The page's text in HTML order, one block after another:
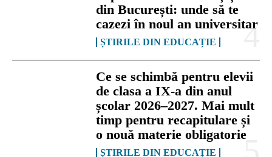
din București: unde să te
cazezi în noul an universitar
ȘTIRILE DIN EDUCAȚIE
Ce se schimbă pentru elevii
de clasa a IX-a din anul
școlar 2026–2027. Mai mult
timp pentru recapitulare și
o nouă materie obligatorie
ȘTIRILE DIN EDUCAȚIE